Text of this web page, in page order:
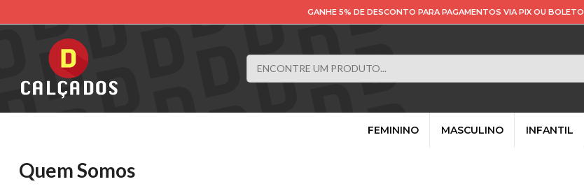
GANHE 5% DE DESCONTO PARA PAGAMENTOS VIA PIX OU BOLETO
FEMININO MASCULINO INFANTIL
Quem Somos